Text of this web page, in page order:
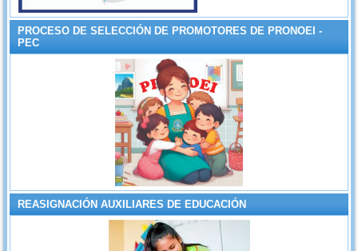
PROCESO DE SELECCIÓN DE PROMOTORES DE PRONOEI -
PEC
REASIGNACIÓN AUXILIARES DE EDUCACIÓN